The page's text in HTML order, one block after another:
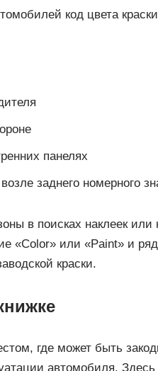
код цвета
панелях
заднего номерного
в поисках наклеек
«Color» или «Paint» и
краски.
где может быть
автомобиля.